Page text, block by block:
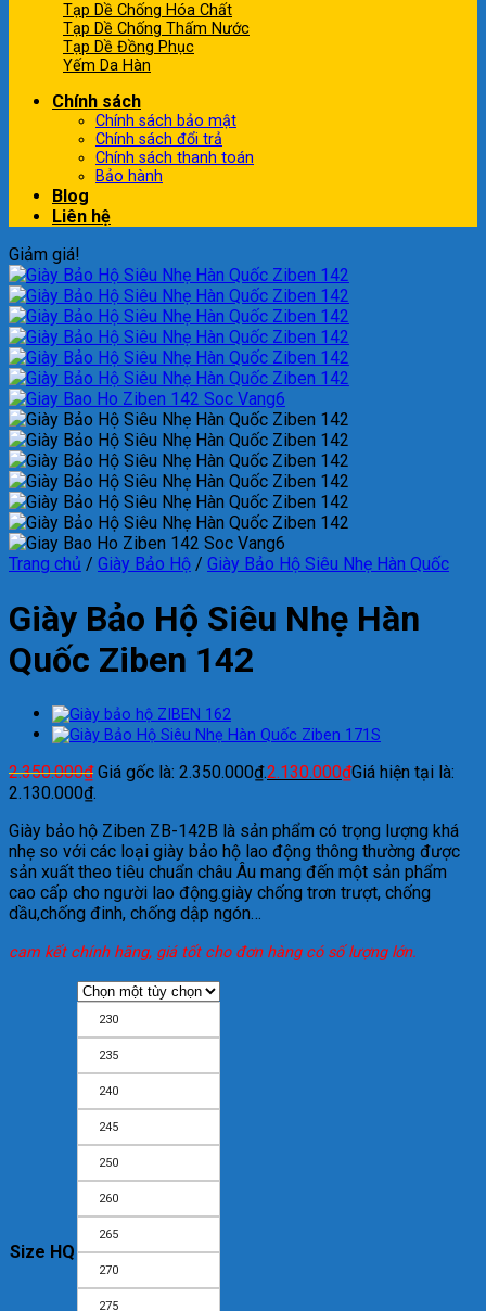
Tạp Dề Chống Hóa Chất
Tạp Dề Chống Thấm Nước
Tạp Dề Đồng Phục
Yếm Da Hàn
Chính sách
Chính sách bảo mật
Chính sách đổi trả
Chính sách thanh toán
Bảo hành
Blog
Liên hệ
Giảm giá!
Trang chủ / Giày Bảo Hộ / Giày Bảo Hộ Siêu Nhẹ Hàn Quốc
Giày Bảo Hộ Siêu Nhẹ Hàn
Quốc Ziben 142
2.350.000₫ Giá gốc là: 2.350.000₫.2.130.000₫Giá hiện tại là:
2.130.000₫.
Giày bảo hộ Ziben ZB-142B là sản phẩm có trọng lượng khá
nhẹ so với các loại giày bảo hộ lao động thông thường được
sản xuất theo tiêu chuẩn châu Âu mang đến một sản phẩm
cao cấp cho người lao động.giày chống trơn trượt, chống
dầu,chống đinh, chống dập ngón…
cam kết chính hãng, giá tốt cho đơn hàng có số lượng lớn.
Size HQ
230
235
240
245
250
260
265
270
275